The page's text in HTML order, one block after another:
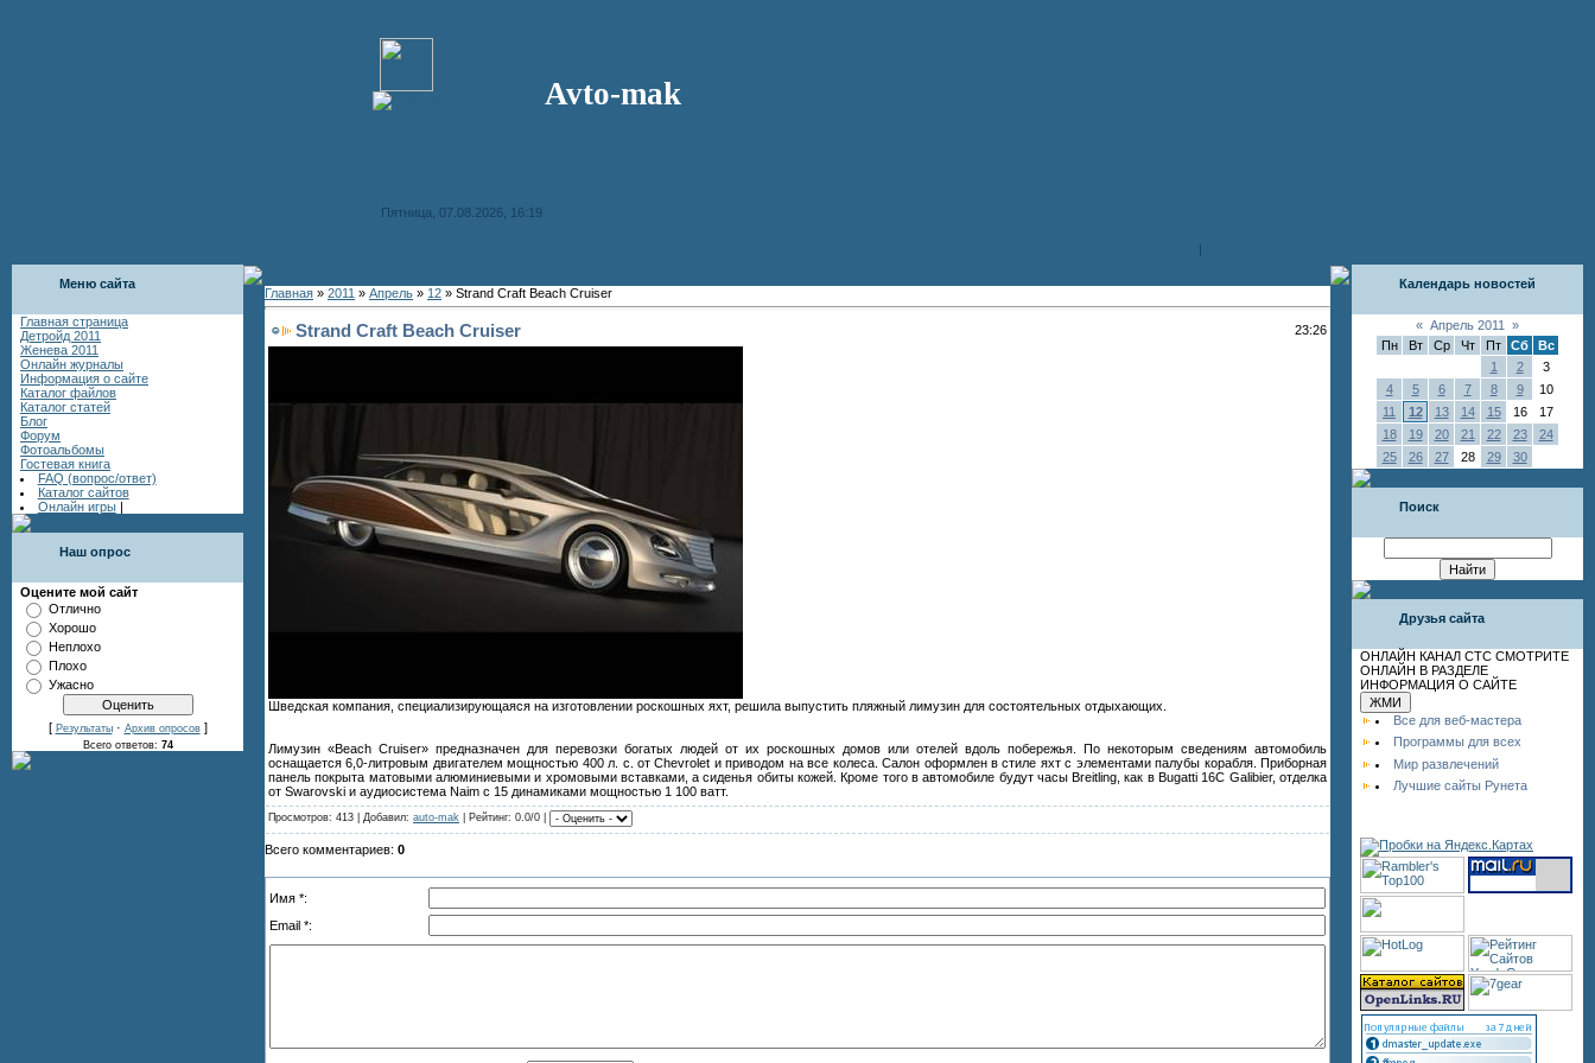
Avto-mak
Пятница, 07.08.2026, 16:19
|
Меню сайта
Главная страница
Детройд 2011
Женева 2011
Онлайн журналы
Информация о сайте
Каталог файлов
Каталог статей
Блог
Форум
Фотоальбомы
Гостевая книга
FAQ (вопрос/ответ)
Каталог сайтов
Онлайн игры |
Наш опрос
Оцените мой сайт
Отлично
Хорошо
Неплохо
Плохо
Ужасно
[ Результаты· Архив опросов]
Всего ответов: 74
Главная » 2011 » Апрель » 12 » Strand Craft Beach Cruiser
Strand Craft Beach Cruiser 23:26
Шведская компания, специализирующаяся на изготовлении роскошных яхт, решила выпустить пляжный лимузин для состоятельных отдыхающих.
Лимузин «Beach Cruiser» предназначен для перевозки богатых людей от их роскошных домов или отелей вдоль побережья. По некоторым сведениям автомобиль
оснащается 6,0-литровым двигателем мощностью 400 л. с. от Chevrolet и приводом на все колеса. Салон оформлен в стиле яхт с элементами палубы корабля. Приборная
панель покрыта матовыми алюминиевыми и хромовыми вставками, а сиденья обиты кожей. Кроме того в автомобиле будут часы Breitling, как в Bugatti 16С Galibier, отделка
от Swarovski и аудиосистема Naim с 15 динамиками мощностью 1 100 ватт.
Просмотров: 413 | Добавил: auto-mak | Рейтинг: 0.0/0 |
Всего комментариев: 0
Имя *:
Email *:
Календарь новостей
« Апрель 2011
»
Пн
Вт Ср Чт Пт Сб
Вс
1
2
3
4
5 6 7 8 9
10
11
12 13 14 15 16
17
18
19 20 21 22 23
24
25
26 27 28 29 30
Поиск
Друзья сайта
ОНЛАЙН КАНАЛ СТС СМОТРИТЕ
ОНЛАЙН В РАЗДЕЛЕ
ИНФОРМАЦИЯ О САЙТЕ
Все для веб-мастера
Программы для всех
Мир развлечений
Лучшие сайты Рунета